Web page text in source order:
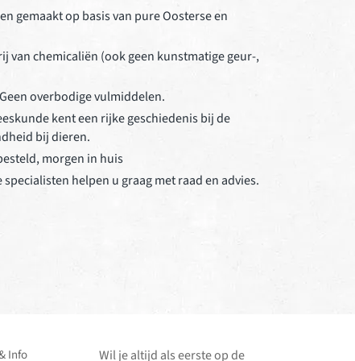
gemaakt op basis van pure Oosterse en
van chemicaliën (ook geen kunstmatige geur-,
overbodige vulmiddelen.
kent een rijke geschiedenis bij de
bij dieren.
morgen in huis
helpen u graag met raad en advies.
Info Wil je altijd als eerste op de